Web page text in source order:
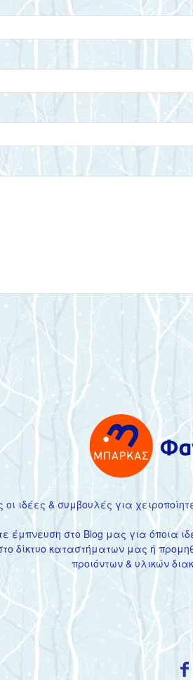
οι ιδέες & συμβουλές για
έμπνευση στο Blog μας για όποια
δίκτυο καταστήματωνμας ή
προιόντων & υλικών